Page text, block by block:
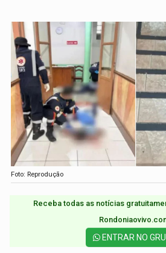
Foto: Reprodução
Receba todas as notícias
ENTRAR NO